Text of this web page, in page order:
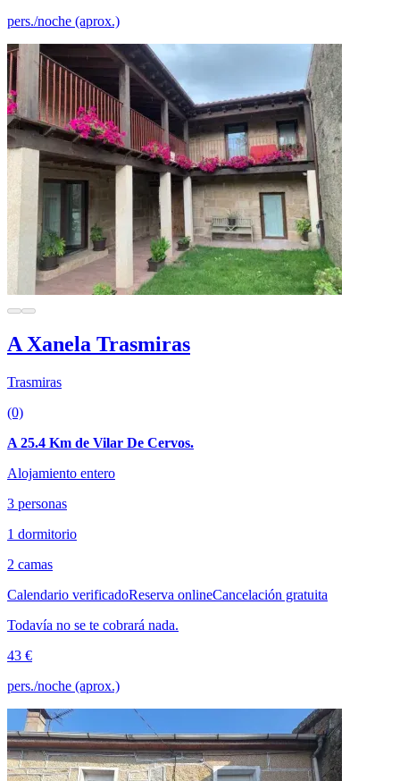
pers./noche (aprox.)
A Xanela Trasmiras
Trasmiras
(0)
A 25.4 Km de Vilar De Cervos.
Alojamiento entero
3 personas
1 dormitorio
2 camas
Calendario verificadoReserva onlineCancelación gratuita
Todavía no se te cobrará nada.
43 €
pers./noche (aprox.)